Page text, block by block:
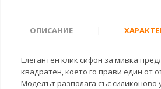
ОПИСАНИЕ
Елегантен клик сифон за мивка
квадратен, което го прави един от
Моделът разполага със